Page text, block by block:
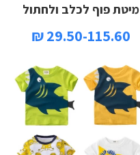
מיטת פוף לכלב ולחתול
29.50-115.60 ₪